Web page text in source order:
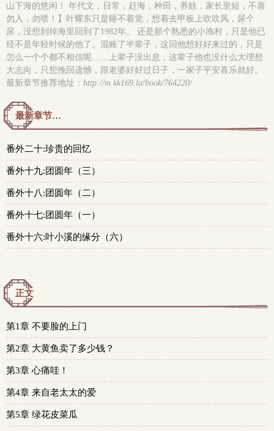
山下海的悠闲！ 年代文，日常，赶海，种田，养娃，家长里短，不喜
勿入，勿喷！】叶耀东只是睡不着觉，想着去甲板上吹吹风，尿个
尿，没想到掉海里回到了1982年。 还是那个熟悉的小渔村，只是他已
经不是年轻时候的他了。混账了半辈子，这回他想好好来过的，只是
怎么一个个都不相信呢……上辈子没出息，这辈子他也没什么大理想
大志向，只想挽回遗憾，跟老婆好好过日子，一家子平安喜乐就好。
最新章节推荐地址： http://m.kk169.la/book/764220/
最新章节预览 更新时间：2026-07-01T00:02:00
番外二十:珍贵的回忆
番外十九:团圆年（三）
番外十八:团圆年（二）
番外十七:团圆年（一）
番外十六:叶小溪的缘分（六）
正文
第1章 不要脸的上门
第2章 大黄鱼卖了多少钱？
第3章 心痛哇！
第4章 来自老太太的爱
第5章 绿花皮菜瓜